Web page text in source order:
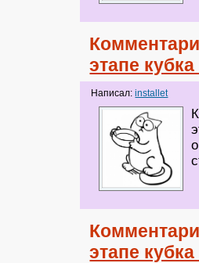
этапе
Написал:installet
этапе